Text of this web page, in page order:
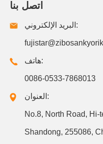
اتصل بنا
البريد الإلكتروني:
هاتف:
0086-0533-7868013
العنوان:
No.8, North Road, Hi-
Shandong, 255086,